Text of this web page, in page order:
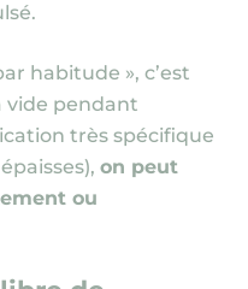
habitude », c’est
vide pendant
très spécifique
, on peut
ou